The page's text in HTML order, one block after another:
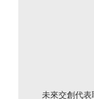
未來交創代表